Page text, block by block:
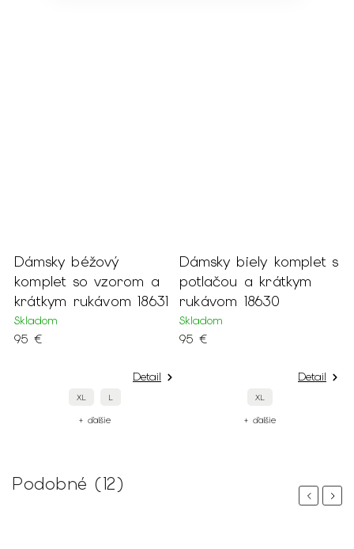
Dámsky béžový
komplet so vzorom a
krátkym rukávom 18631
Skladom
95 €
Detail
XL L
+ ďalšie
Dámsky biely komplet s
potlačou a krátkym
rukávom 18630
Skladom
95 €
Detail
XL
+ ďalšie
Podobné (12)
PreviousNext